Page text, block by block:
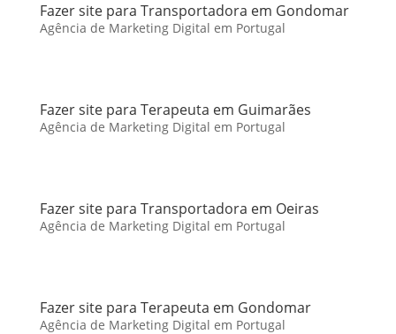
Fazer site para Transportadora em Gondomar
Agência de Marketing Digital em Portugal
Fazer site para Terapeuta em Guimarães
Agência de Marketing Digital em Portugal
Fazer site para Transportadora em Oeiras
Agência de Marketing Digital em Portugal
Fazer site para Terapeuta em Gondomar
Agência de Marketing Digital em Portugal